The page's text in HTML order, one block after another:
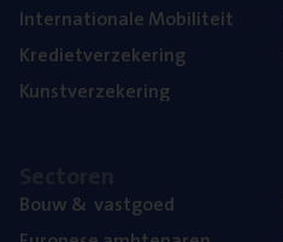
Inter­na­ti­o­na­le Mobiliteit
Kre­diet­ver­ze­ke­ring
Kunst­ver­ze­ke­ring
Bouw& vastgoed